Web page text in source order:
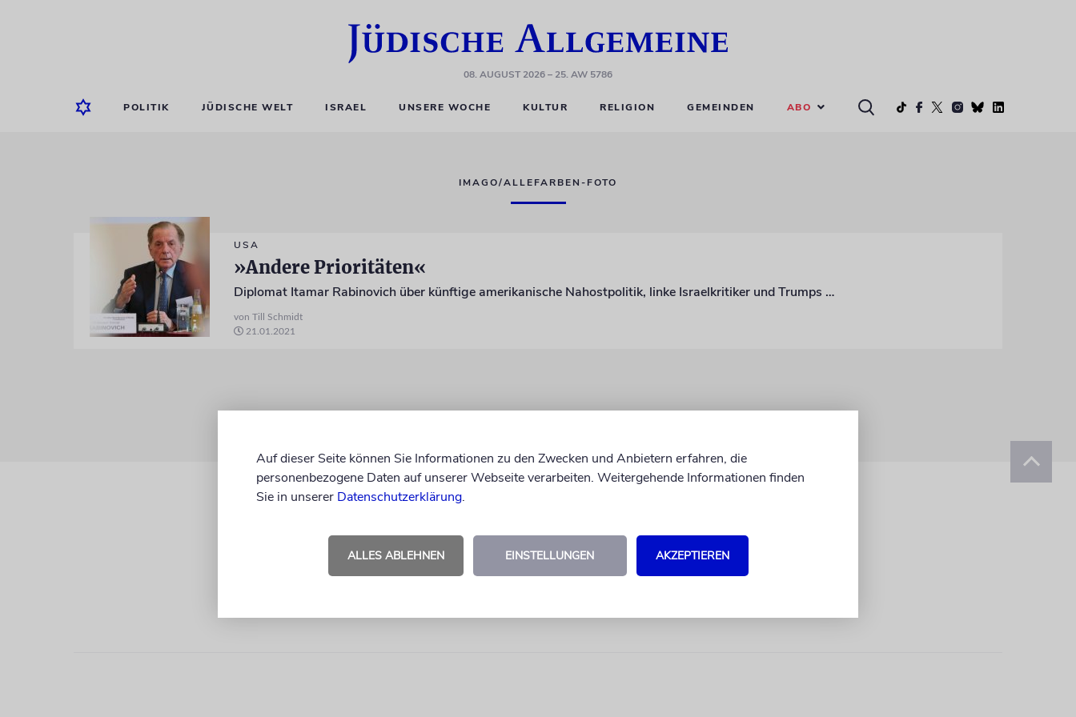
08. AUGUST 2026– 25. AW 5786
POLITIK JÜDISCHE WELT ISRAEL UNSERE WOCHE KULTUR RELIGION GEMEINDEN ABO
IMAGO/ALLEFARBEN-FOTO
USA
»Andere Prioritäten«
Diplomat Itamar Rabinovich über künftige amerikanische Nahostpolitik, linke Israelkritiker und Trumps Erbe
von Till Schmidt
21.01.2021
Auf dieser Seite können Sie Informationen zu den Zwecken und Anbietern erfahren, die
personenbezogene Daten auf unserer Webseite verarbeiten. Weitergehende Informationen finden
Sie in unserer Datenschutzerklärung.
ALLES ABLEHNEN EINSTELLUNGEN AKZEPTIEREN